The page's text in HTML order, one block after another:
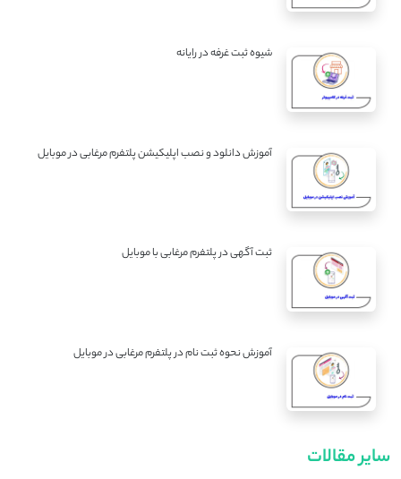
شیوه ثبت غرفه در رایانه
آموزش دانلود و نصب اپلیکیشن پلتفرم مرغابی در موبایل
ثبت آگهی در پلتفرم مرغابی با موبایل
آموزش نحوه ثبت نام در پلتفرم مرغابی در موبایل
سایر مقالات